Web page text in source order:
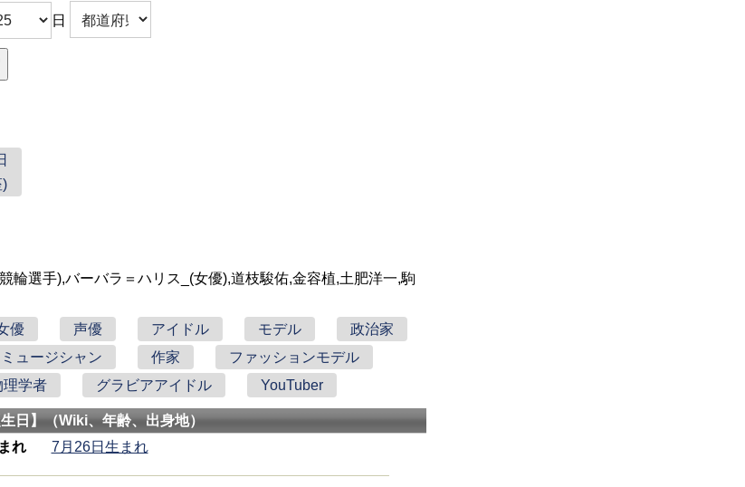
日
)
輪選手),バーバラ＝ハリス_(女優),道枝駿佑,金容植,土肥洋一,駒
優 声優 アイドル モデル
政治家
ミュージシャン 作家
ファッションモデル
理学者 グラビアアイドル YouTuber
日】（Wiki、年齢、出身地）
れ 7月26日生まれ